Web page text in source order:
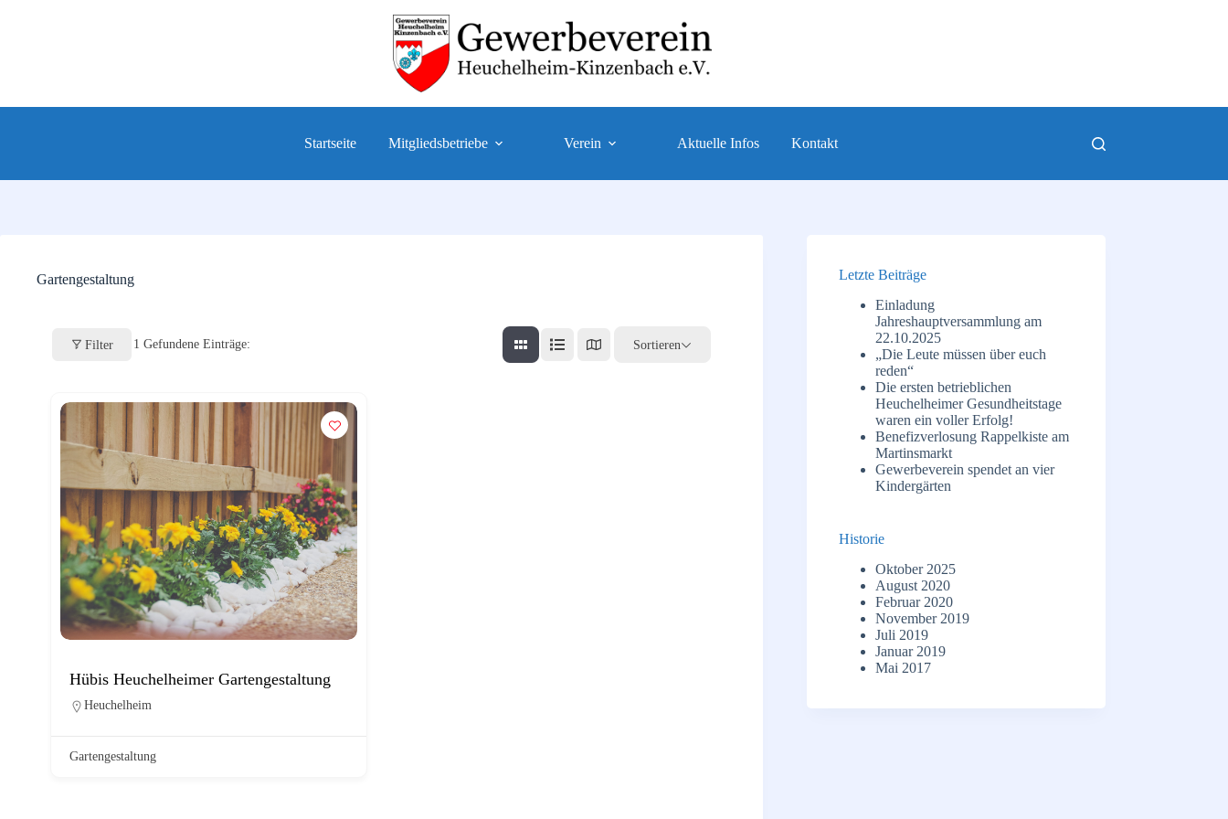
Startseite Mitgliedsbetriebe Verein Aktuelle Infos Kontakt
Gartengestaltung
Filter 1 Gefundene Einträge: Sortieren
Hübis Heuchelheimer Gartengestaltung
Heuchelheim
Gartengestaltung
Letzte Beiträge
Einladung
Jahreshauptversammlung am
22.10.2025
„Die Leute müssen über euch
reden“
Die ersten betrieblichen
Heuchelheimer Gesundheitstage
waren ein voller Erfolg!
Benefizverlosung Rappelkiste am
Martinsmarkt
Gewerbeverein spendet an vier
Kindergärten
Historie
Oktober 2025
August 2020
Februar 2020
November 2019
Juli 2019
Januar 2019
Mai 2017